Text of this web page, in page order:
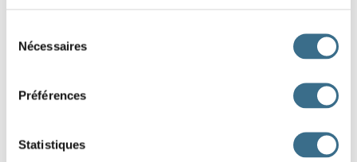
Nécessaires
Préférences
Statistiques